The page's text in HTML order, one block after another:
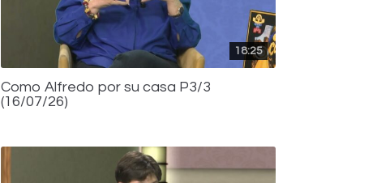
18:25
Como Alfredo por su casa P3/3
(16/07/26)